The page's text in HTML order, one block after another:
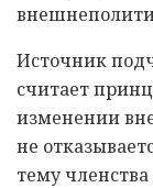
Источник
считает
изменении
не
тему